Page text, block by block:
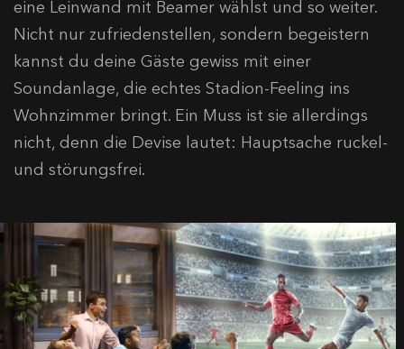
eine Leinwand mit Beamer wählst und so weiter.
Nicht nur zufriedenstellen, sondern begeistern
kannst du deine Gäste gewiss mit einer
Soundanlage, die echtes Stadion-Feeling ins
Wohnzimmer bringt. Ein Muss ist sie allerdings
nicht, denn die Devise lautet: Hauptsache ruckel-
und störungsfrei.